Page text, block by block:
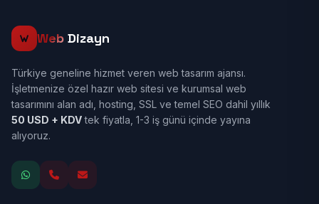
Web Dizayn
Türkiye geneline hizmet veren web tasarım ajansı.
İşletmenize özel hazır web sitesi ve kurumsal web
tasarımını alan adı, hosting, SSL ve temel SEO dahil yıllık
50 USD + KDVtek fiyatla, 1-3 iş günü içinde yayına
alıyoruz.